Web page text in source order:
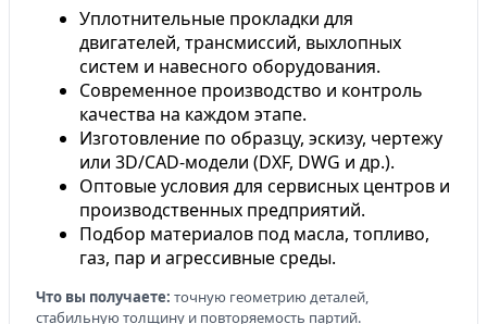
Уплотнительные прокладки для
двигателей, трансмиссий, выхлопных
систем и навесного оборудования.
Современное производство и контроль
качества на каждом этапе.
Изготовление по образцу, эскизу, чертежу
или 3D/CAD-модели (DXF, DWG и др.).
Оптовые условия для сервисных центров и
производственных предприятий.
Подбор материалов под масла, топливо,
газ, пар и агрессивные среды.
Что вы получаете: точную геометрию деталей,
стабильную толщину и повторяемость партий.